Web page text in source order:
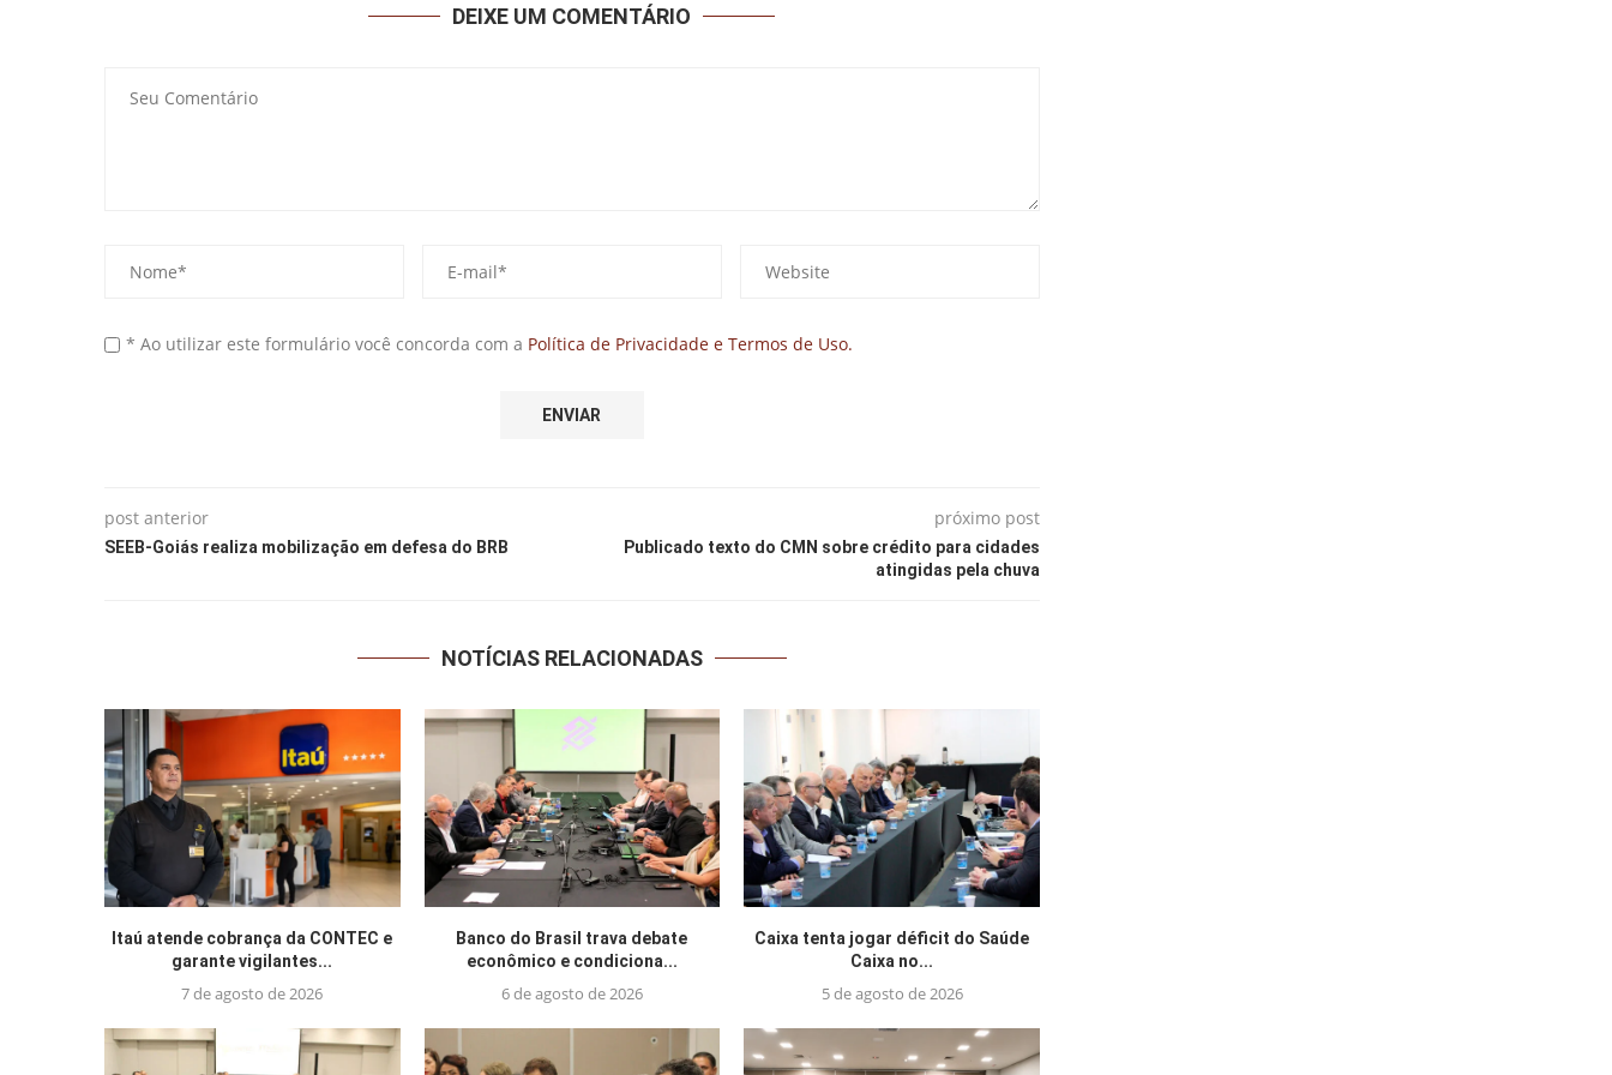
DEIXE UM COMENTÁRIO
* Ao utilizar este formulário você concorda com a Política de Privacidade e Termos de Uso.
post anterior
SEEB-Goiás realiza mobilização em defesa do BRB
próximo post
Publicado texto do CMN sobre crédito para cidades
atingidas pela chuva
NOTÍCIAS RELACIONADAS
Itaú atende cobrança da CONTEC e
garante vigilantes...
7 de agosto de 2026
Banco do Brasil trava debate
econômico e condiciona...
6 de agosto de 2026
Caixa tenta jogar déficit do Saúde
Caixa no...
5 de agosto de 2026